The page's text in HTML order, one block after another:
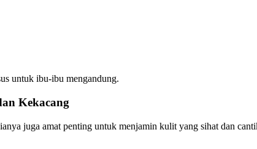
untuk ibu-ibu mengandung.
Kekacang
juga amat penting untuk menjamin kulit yang sihat dan